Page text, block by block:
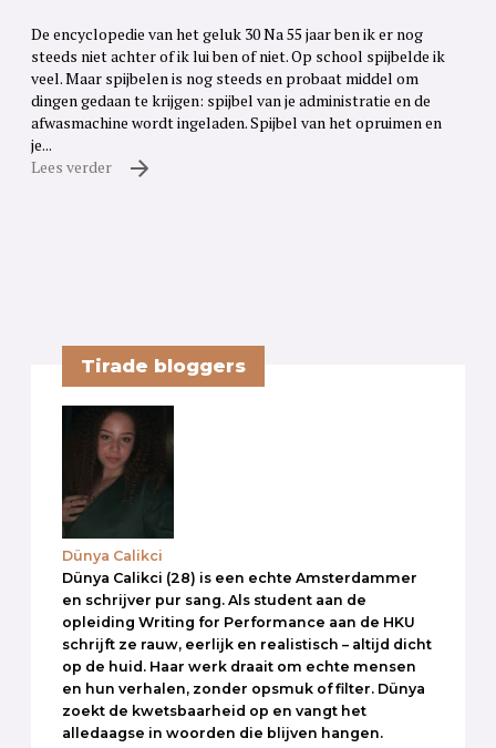
De encyclopedie van het geluk 30 Na 55 jaar ben ik er nog
steeds niet achter of ik lui ben of niet. Op school spijbelde ik
veel. Maar spijbelen is nog steeds en probaat middel om
dingen gedaan te krijgen: spijbel van je administratie en de
afwasmachine wordt ingeladen. Spijbel van het opruimen en
je...
Lees verder
Tirade bloggers
Dünya Calikci
Dünya Calikci (28) is een echte Amsterdammer
en schrijver pur sang. Als student aan de
opleiding Writing for Performance aan de HKU
schrijft ze rauw, eerlijk en realistisch – altijd dicht
op de huid. Haar werk draait om echte mensen
en hun verhalen, zonder opsmuk of filter. Dünya
zoekt de kwetsbaarheid op en vangt het
alledaagse in woorden die blijven hangen.